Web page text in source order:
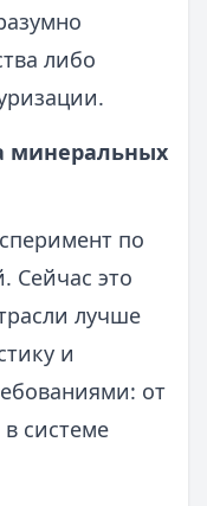
либо
минеральных
по
Сейчас это
лучше
и
от
системе